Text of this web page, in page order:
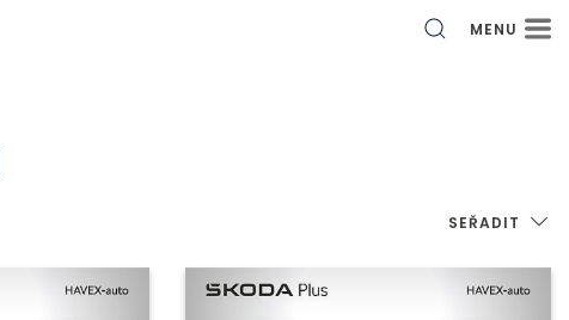
MENU
SEŘADIT